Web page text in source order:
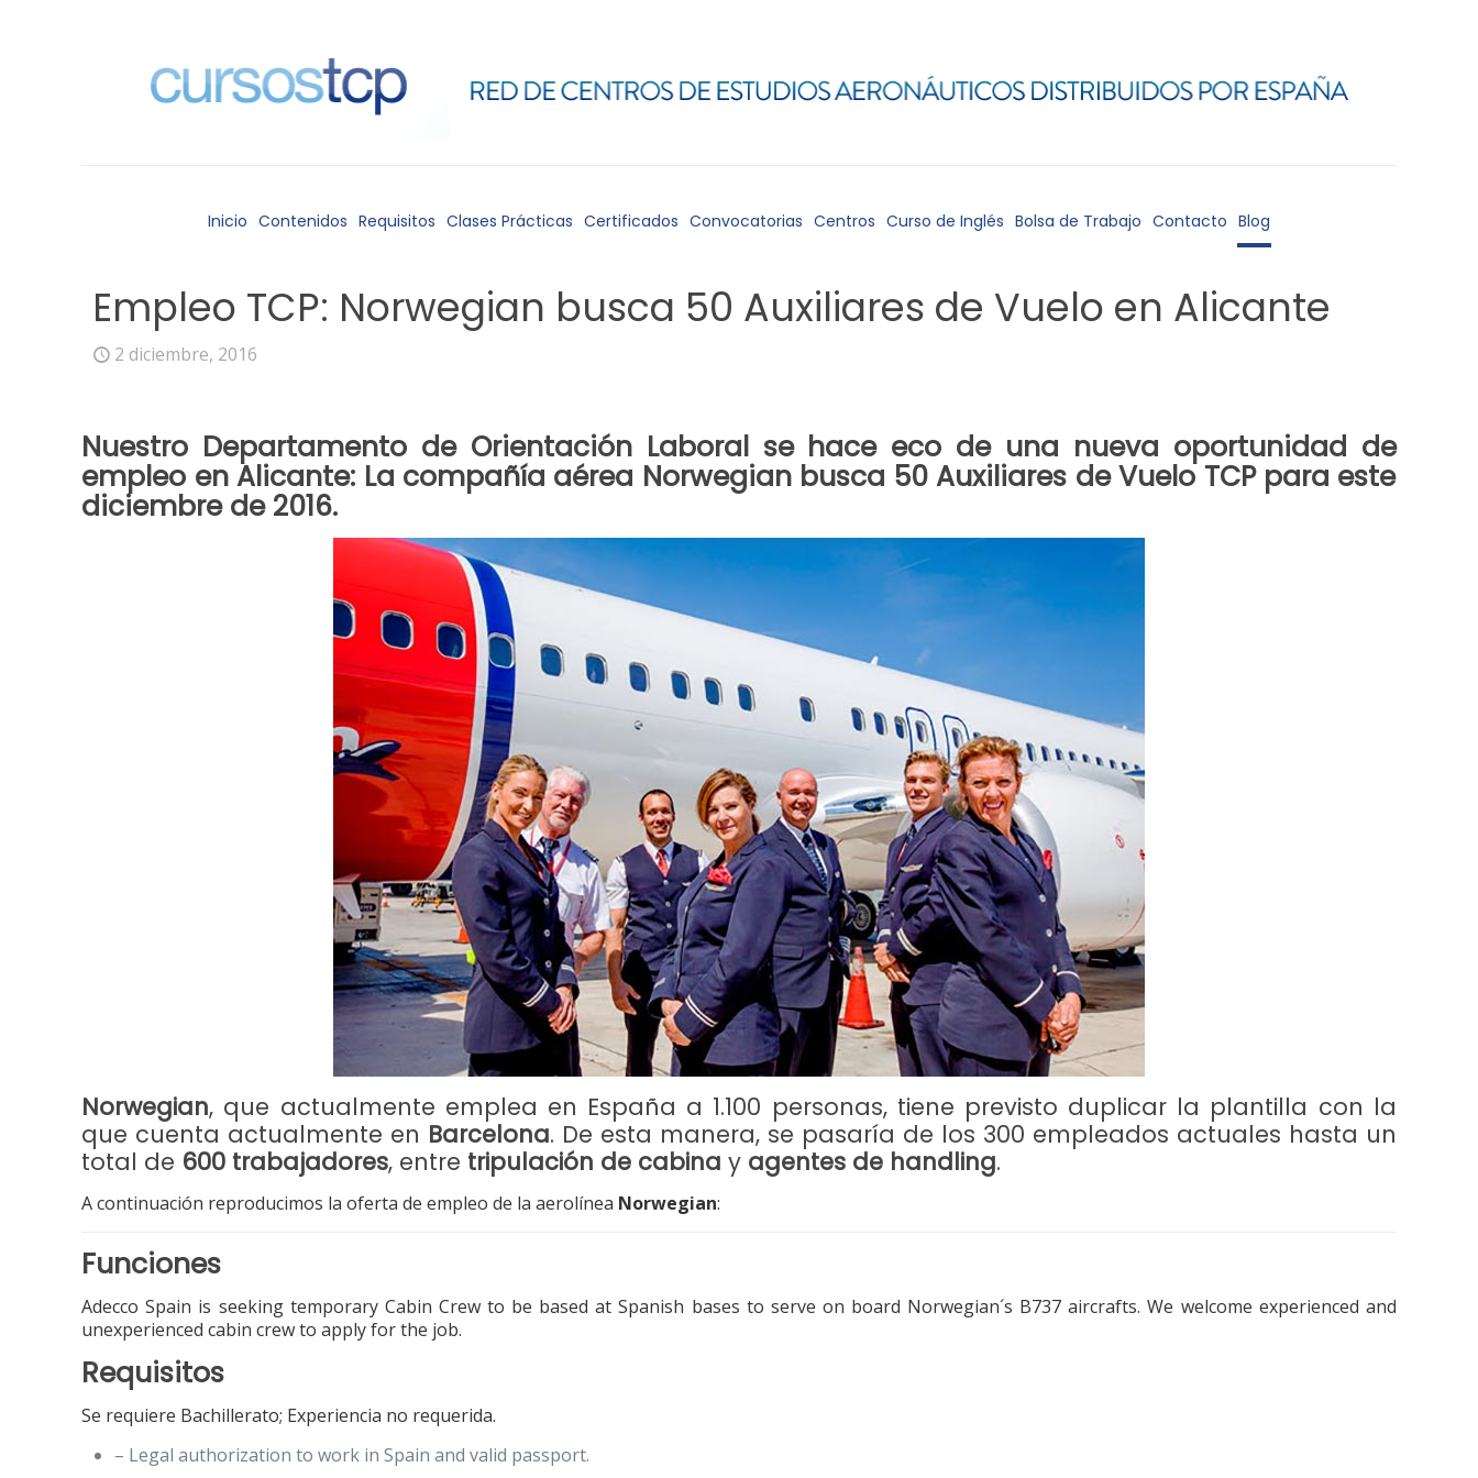
Inicio Contenidos Requisitos Clases Prácticas Certificados Convocatorias Centros Curso de Inglés Bolsa de Trabajo Contacto Blog
Empleo TCP: Norwegian busca 50 Auxiliares de Vuelo en Alicante
2 diciembre, 2016
Nuestro Departamento de Orientación Laboral se hace eco de una nueva oportunidad de
empleo enAlicante: La compañía aérea Norwegianbusca 50 Auxiliares de Vuelo TCPpara este
diciembrede 2016.
Norwegian, que actualmente emplea en España a 1.100 personas, tiene previsto duplicar la plantilla con la
que cuenta actualmente en Barcelona. De esta manera, se pasaría de los 300 empleados actuales hasta un
total de 600 trabajadores, entre tripulación de cabina y agentes de handling.
A continuación reproducimos la oferta de empleo de la aerolínea Norwegian:
Funciones
Adecco Spain is seeking temporary Cabin Crew to be based at Spanish bases to serve on board Norwegian´s B737 aircrafts. We welcome experienced and
unexperienced cabin crew to apply for the job.
Requisitos
Se requiere Bachillerato; Experiencia no requerida.
– Legal authorization to work in Spain and valid passport.